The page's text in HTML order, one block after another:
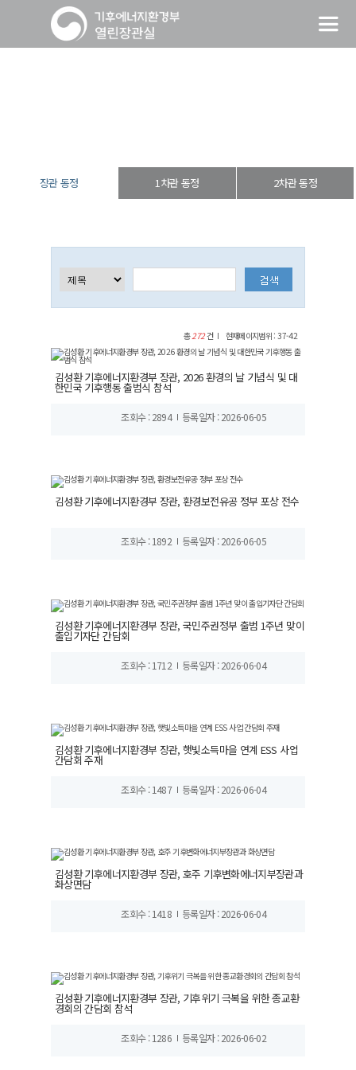
장관 동정 1차관 동정 2차관 동정
총272건 현재페이지범위 : 37-42
김성환 기후에너지환경부 장관, 2026 환경의 날 기념식 및 대
한민국 기후행동 출범식 참석
조회수 : 2894 등록일자 : 2026-06-05
김성환 기후에너지환경부 장관, 환경보전유공 정부 포상 전수
조회수 : 1892 등록일자 : 2026-06-05
김성환 기후에너지환경부 장관, 국민주권정부 출범 1주년 맞이
출입기자단 간담회
조회수 : 1712 등록일자 : 2026-06-04
김성환 기후에너지환경부 장관, 햇빛소득마을 연계 ESS 사업
간담회 주재
조회수 : 1487 등록일자 : 2026-06-04
김성환 기후에너지환경부 장관, 호주 기후변화에너지부장관과
화상면담
조회수 : 1418 등록일자 : 2026-06-04
김성환 기후에너지환경부 장관, 기후위기 극복을 위한 종교환
경회의 간담회 참석
조회수 : 1286 등록일자 : 2026-06-02